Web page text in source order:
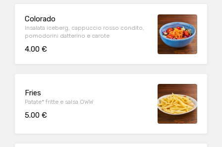
Colorado
Insalata iceberg, cappuccio rosso condito,
pomodorini datterino e carote
4.00 €
Fries
Patate* fritte e salsa OWW
5.00 €